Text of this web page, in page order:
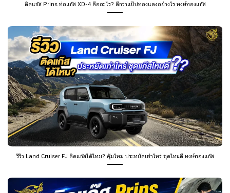
ติดแก๊ส Prins ท่อแก๊ส XD-4 คืออะไร? ดีกว่าแป๊ปทองแดงอย่างไร หงษ์ทองแก๊ส
รีวิว Land Cruiser FJ ติดแก๊สได้ไหม? คุ้มไหม ประหยัดเท่าไหร่ ชุดไหนดี หงษ์ทองแก๊ส